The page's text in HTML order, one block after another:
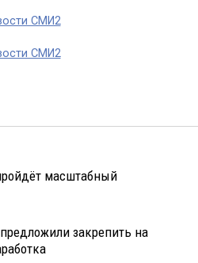
СМИ2
СМИ2
масштабный
закрепить на